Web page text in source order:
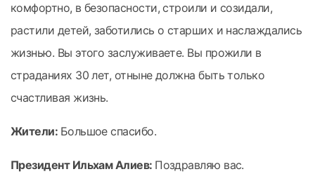
комфортно, в безопасности, строили и созидали,
растили детей, заботились о старших и наслаждались
жизнью. Вы этого заслуживаете. Вы прожили в
страданиях 30 лет, отныне должна быть только
счастливая жизнь.
Жители: Большое спасибо.
Президент Ильхам Алиев: Поздравляю вас.